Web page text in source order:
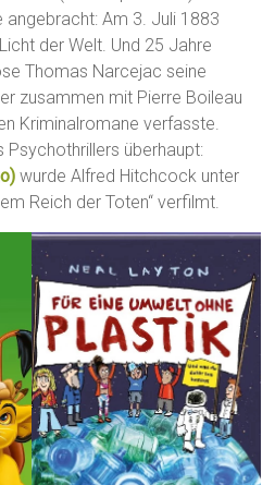
Am 3. Juli 1883
der Welt. Und 25 Jahre
Thomas Narcejac seine
zusammen mit Pierre Boileau
Kriminalromane verfasste.
Psychothrillers überhaupt:
wurde Alfred Hitchcock unter
Reich der Toten“ verfilmt.